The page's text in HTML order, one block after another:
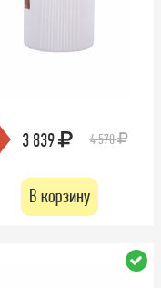
3 839 4 570
В корзину